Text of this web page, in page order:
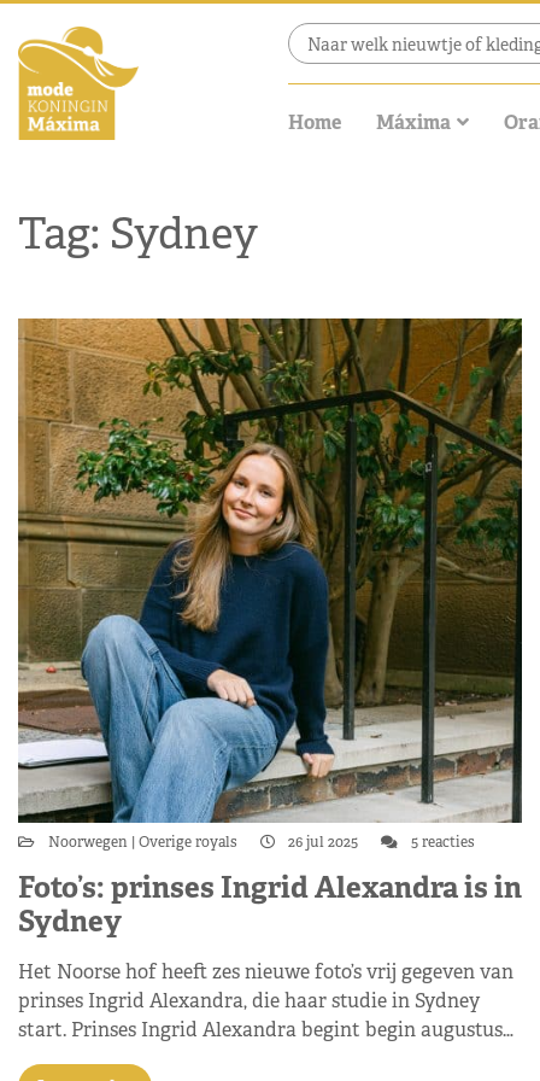
Home Máxima
Tag: Sydney
Noorwegen Overige royals 26 jul 2025 5 reacties
Foto’s: prinses Ingrid Alexandra is in
Sydney
Het Noorse hof heeft zes nieuwe foto’s vrij gegeven van
prinses Ingrid Alexandra, die haar studie in Sydney
start. Prinses Ingrid Alexandra begint begin augustus…